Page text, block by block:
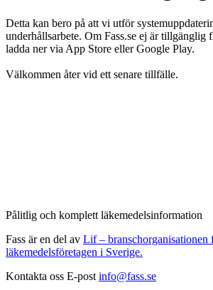
Detta kan bero på att vi utför
underhållsarbete. Om Fass.se ej är tillgänglig
ladda ner via App Store eller Google Play.
Välkommen åter vid ett senare tillfälle.
Pålitlig och komplett läkemedelsinformation
Fass är en del av Lif – branschorganisationen
läkemedelsföretagen i Sverige.
Kontakta oss E-post info@fass.se